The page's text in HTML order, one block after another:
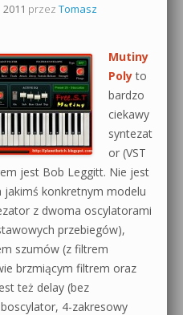
przez Tomasz
Mutiny
Polyto
bardzo
ciekawy
syntezat
or (VST
jest Bob Leggitt. Nie jest
konkretnym modelu
z dwoma oscylatorami
przebiegów),
szumów (z filtrem
brzmiącym filtrem oraz
też delay (bez
4-zakresowy